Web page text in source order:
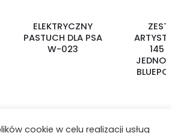
ELEKTRYCZNY
PASTUCH DLA PSA
W-023
145
cookie w celu realizacji usług